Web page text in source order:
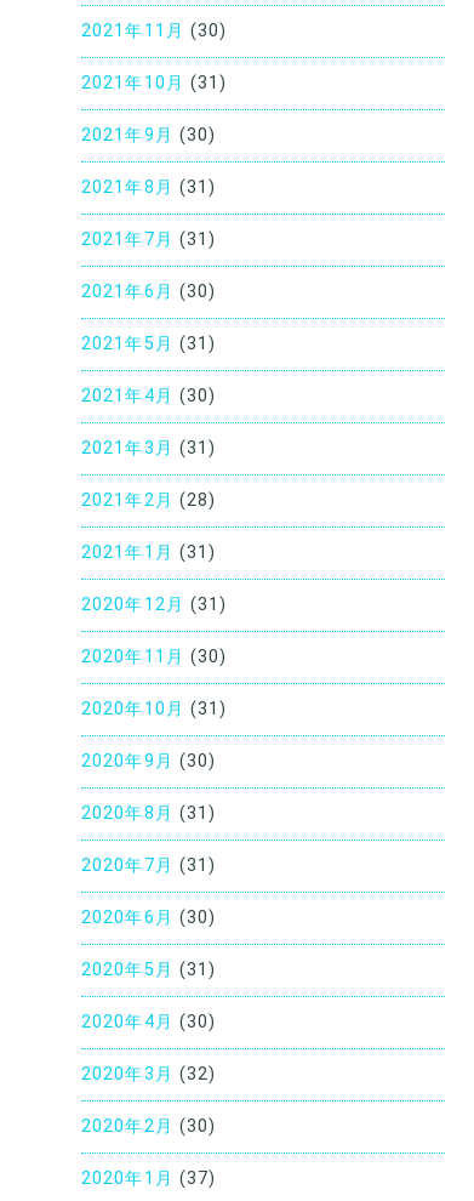
2021年11月 (30)
2021年10月 (31)
2021年9月 (30)
2021年8月 (31)
2021年7月 (31)
2021年6月 (30)
2021年5月 (31)
2021年4月 (30)
2021年3月 (31)
2021年2月 (28)
2021年1月 (31)
2020年12月 (31)
2020年11月 (30)
2020年10月 (31)
2020年9月 (30)
2020年8月 (31)
2020年7月 (31)
2020年6月 (30)
2020年5月 (31)
2020年4月 (30)
2020年3月 (32)
2020年2月 (30)
2020年1月 (37)